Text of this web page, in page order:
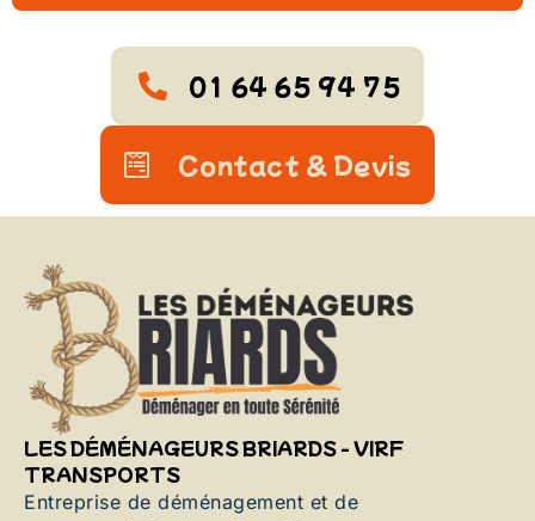
01 64 65 94 75
Contact & Devis
LES DÉMÉNAGEURS BRIARDS - VIRF
TRANSPORTS
Entreprise de déménagement et de